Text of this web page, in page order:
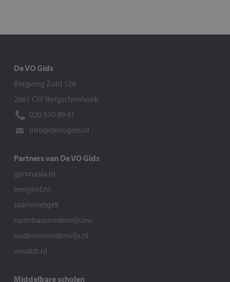
De VO Gids
Bergweg Zuid 126
2661 CW Bergschenhoek
020 570 89 81
info@devogids.nl
Partners van De VO Gids
gymnasia.nl
leergeld.nl
saarisnietgek
openbaaronderwijs.nu
oudersenonderwijs.nl
vosabb.nl
Middelbare scholen